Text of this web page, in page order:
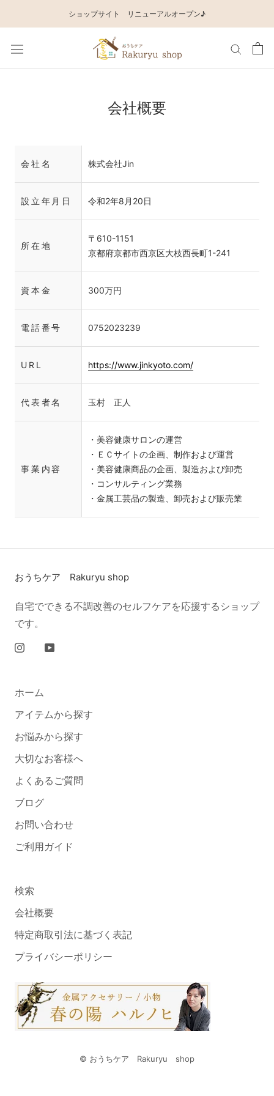
キ
ショップサイト リニューアルオープン♪
会社概要
会社名 株式会社Jin
設立年月日 令和2年8月20日
所在地
〒610-1151
京都府京都市西京区大枝西長町1-241
資本金 300万円
電話番号 0752023239
URL https://www.jinkyoto.com/
代表者名 玉村 正人
事業内容
・美容健康サロンの運営
・ＥＣサイトの企画、制作および運営
・美容健康商品の企画、製造および卸売
・コンサルティング業務
・金属工芸品の製造、卸売および販売業
おうちケア Rakuryu shop
自宅でできる不調改善のセルフケアを応援するショップ
です。
ホーム
アイテムから探す
お悩みから探す
大切なお客様へ
よくあるご質問
ブログ
お問い合わせ
ご利用ガイド
検索
会社概要
特定商取引法に基づく表記
プライバシーポリシー
© おうちケア Rakuryu shop